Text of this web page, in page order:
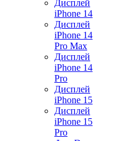
Дисплей
iPhone 14
Дисплей
iPhone 14
Pro Max
Дисплей
iPhone 14
Pro
Дисплей
iPhone 15
Дисплей
iPhone 15
Pro